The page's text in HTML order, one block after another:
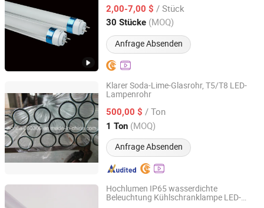
2,00-7,00 $ / Stück
30 Stücke (MOQ)
Anfrage Absenden
Guangdong, China Seit 2022
Klarer Soda-Lime-Glasrohr, T5/T8 LED-
Lampenrohr
500,00 $ / Ton
1 Ton (MOQ)
Anfrage Absenden
Jinan Honhai Glass Company Limited
Shandong, China Seit 2012
Hochlumen IP65 wasserdichte
Beleuchtung Kühlschranklampe LED-
Citylux Technology Corp. Ltd